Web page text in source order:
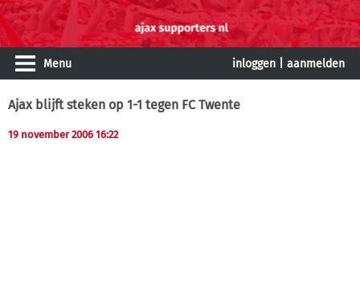
Menu inloggen aanmelden
Ajax blijft steken op 1-1 tegen FC Twente
19 november 2006 16:22